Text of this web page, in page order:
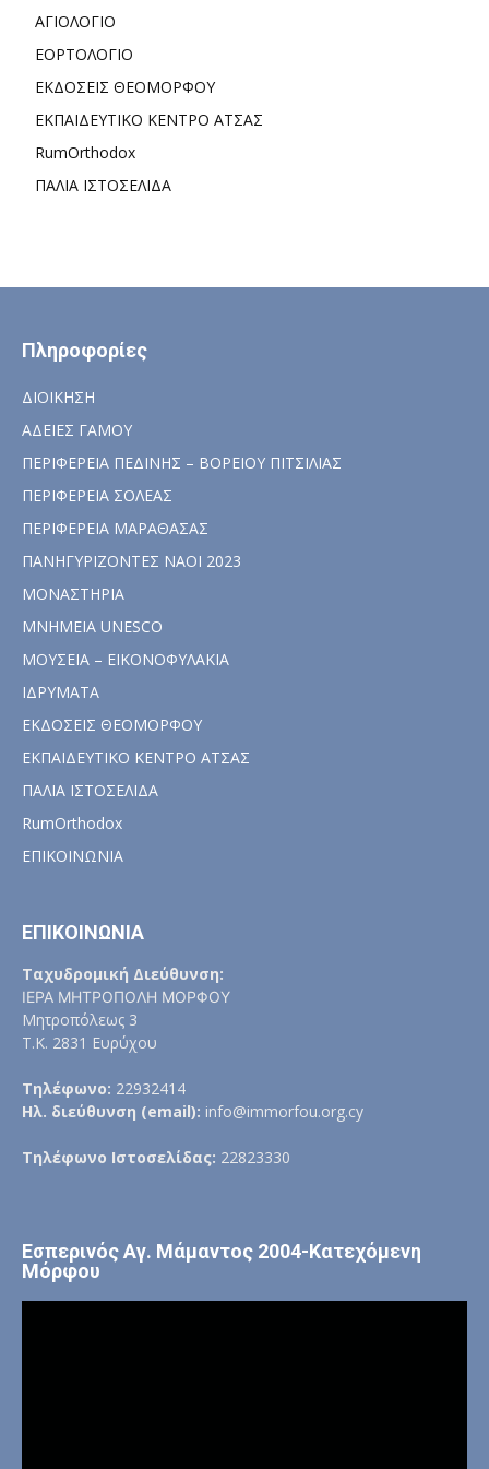
ΑΓΙΟΛΟΓΙΟ
ΕΟΡΤΟΛΟΓΙΟ
ΕΚΔΟΣΕΙΣ ΘΕΟΜΟΡΦΟΥ
ΕΚΠΑΙΔΕΥΤΙΚΟ ΚΕΝΤΡΟ ΑΤΣΑΣ
RumOrthodox
ΠΑΛΙΑ ΙΣΤΟΣΕΛΙΔΑ
Πληροφορίες
ΔΙΟΙΚΗΣΗ
ΑΔΕΙΕΣ ΓΑΜΟΥ
ΠΕΡΙΦΕΡΕΙΑ ΠΕΔΙΝΗΣ – ΒΟΡΕΙΟΥ ΠΙΤΣΙΛΙΑΣ
ΠΕΡΙΦΕΡΕΙΑ ΣΟΛΕΑΣ
ΠΕΡΙΦΕΡΕΙΑ ΜΑΡΑΘΑΣΑΣ
ΠΑΝΗΓΥΡΙΖΟΝΤΕΣ ΝΑΟΙ 2023
ΜΟΝΑΣΤΗΡΙΑ
ΜΝΗΜΕΙΑ UNESCO
ΜΟΥΣΕΙΑ – ΕΙΚΟΝΟΦΥΛΑΚΙΑ
ΙΔΡΥΜΑΤΑ
ΕΚΔΟΣΕΙΣ ΘΕΟΜΟΡΦΟΥ
ΕΚΠΑΙΔΕΥΤΙΚΟ ΚΕΝΤΡΟ ΑΤΣΑΣ
ΠΑΛΙΑ ΙΣΤΟΣΕΛΙΔΑ
RumOrthodox
ΕΠΙΚΟΙΝΩΝΙΑ
ΕΠΙΚΟΙΝΩΝΙΑ
Ταχυδρομική Διεύθυνση:
ΙΕΡΑ ΜΗΤΡΟΠΟΛΗ ΜΟΡΦΟΥ
Μητροπόλεως 3
Τ.Κ. 2831 Ευρύχου
Τηλέφωνο: 22932414
Ηλ. διεύθυνση (email): info@immorfou.org.cy
Τηλέφωνο Ιστοσελίδας: 22823330
Εσπερινός Αγ. Μάμαντος 2004-Κατεχόμενη
Μόρφου